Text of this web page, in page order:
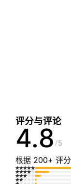
评分与评论
4.8 5
根据 200+ 评分